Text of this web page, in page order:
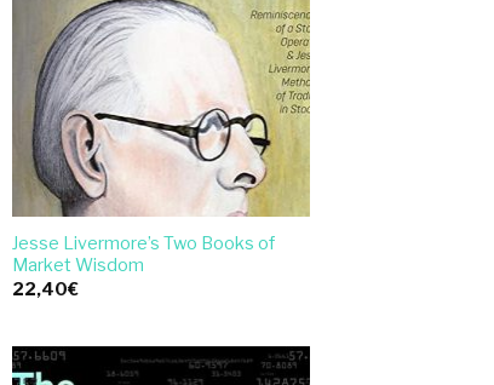
Jesse Livermore’s Two Books of
Market Wisdom
22,40€